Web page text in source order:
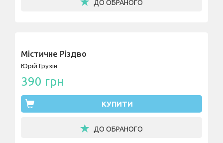
ДО ОБРАНОГО
Містичне Різдво
Юрій Грузін
390 грн
КУПИТИ
ДО ОБРАНОГО